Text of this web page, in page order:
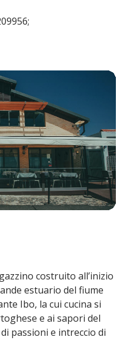
costruito all’inizio
estuario del fiume
Ibo, la cui cucina si
e ai sapori del
passioni e intreccio di